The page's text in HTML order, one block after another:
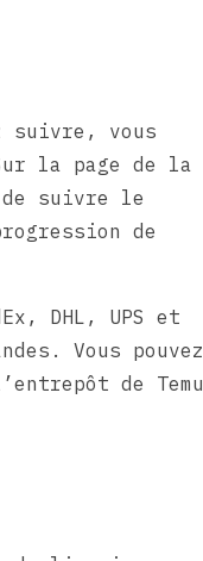
suivre, vous
la page de la
de suivre le
de
DHL, UPS et
Vous pouvez
de Temu